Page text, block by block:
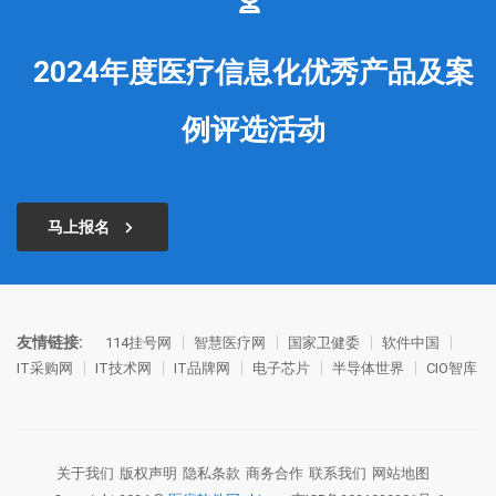
2024年度医疗信息化优秀产品及案
例评选活动
马上报名
友情链接: 114挂号网 智慧医疗网 国家卫健委
软件中国
IT采购网
IT技术网 IT品牌网 电子芯片 半导体世界 CIO智库
关于我们 版权声明 隐私条款 商务合作 联系我们 网站地图